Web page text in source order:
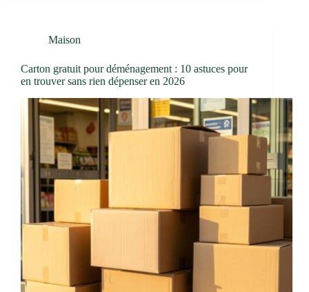
Maison
Carton gratuit pour déménagement : 10 astuces pour
en trouver sans rien dépenser en 2026